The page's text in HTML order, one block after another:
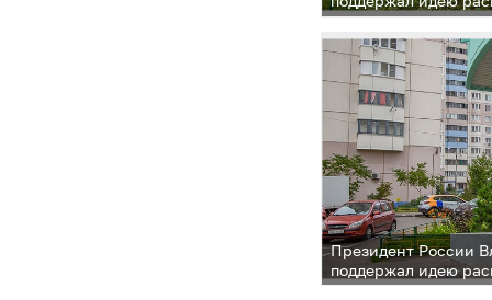
одинцовского
микрорайонов
Президент России
поддержал идею
одинцовского